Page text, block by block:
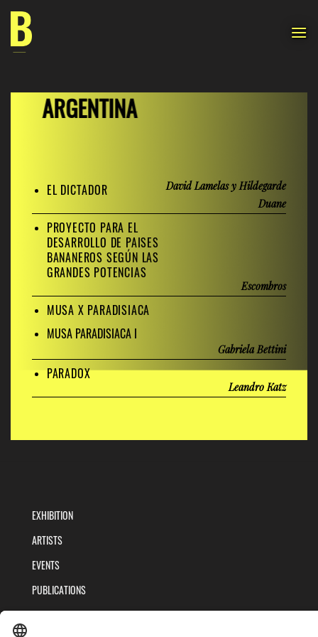
Skip
content
ARGENTINA
EL DICTADOR
David Lamelas y Hildegarde
Duane
PROYECTO PARA EL
DESARROLLO DE PAISES
BANANEROS SEGÚN LAS
GRANDES POTENCIAS
Escombros
MUSA X PARADISIACA
MUSA PARADISIACAI
Gabriela Bettini
PARADOX
Leandro Katz
EXHIBITION
ARTISTS
EVENTS
PUBLICATIONS
TEAM